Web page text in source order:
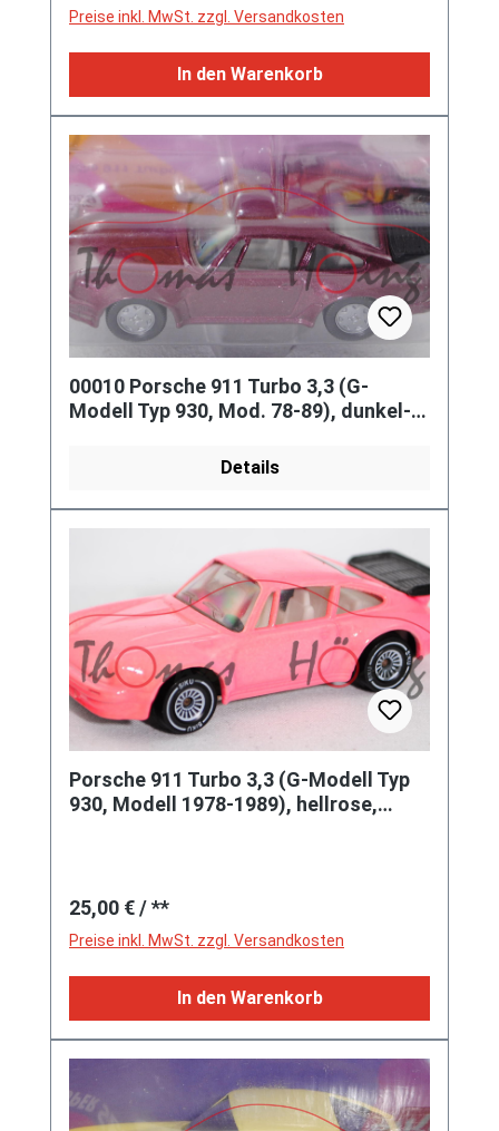
Preise inkl. MwSt. zzgl. Versandkosten
In den Warenkorb
00010 Porsche 911 Turbo 3,3 (G-
Modell Typ 930, Mod. 78-89), dunkel-
Details
Porsche 911 Turbo 3,3 (G-Modell Typ
930, Modell 1978-1989), hellrose,
Regulärer Preis:
25,00 €/ **
Preise inkl. MwSt. zzgl. Versandkosten
In den Warenkorb